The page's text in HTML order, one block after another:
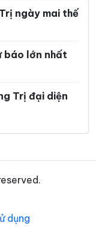
Hóa
Phú
ngày mai thế
báo lớn nhất
Trị đại diện
dụng